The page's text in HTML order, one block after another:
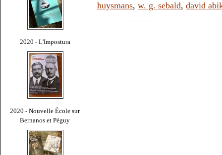
2020 - L'Impostura
2020 - Nouvelle École sur
Bernanos et Péguy
huysmans, w. g. sebald, david